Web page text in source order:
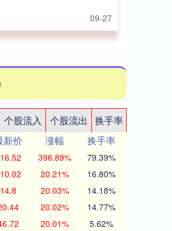
09-27
个股流入 个股流出
换手率
新价 涨幅
换手率
396.89% 79.39%
20.21% 16.80%
14.8 20.03% 14.18%
20.02% 14.77%
20.01% 5.62%